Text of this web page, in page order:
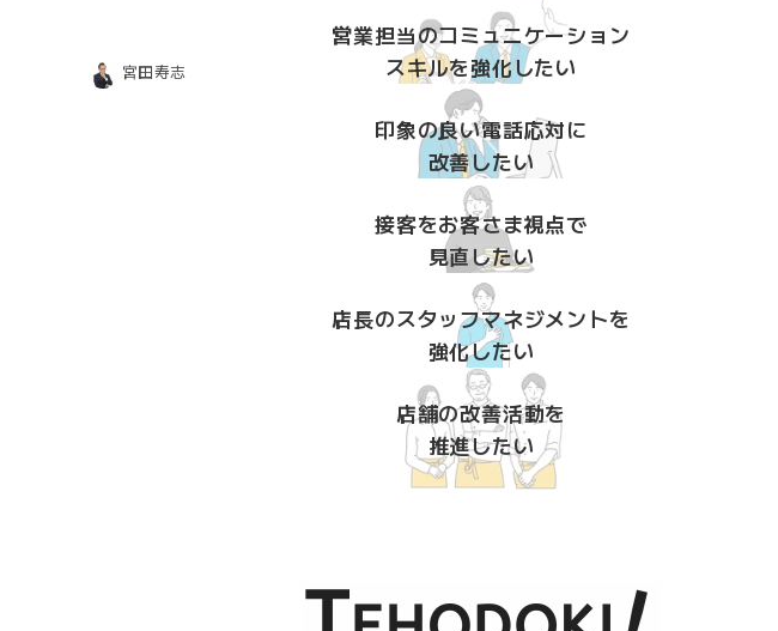
宮田寿志
営業担当のコミュニケーション
スキルを強化したい
印象の良い電話応対に
改善したい
接客をお客さま視点で
見直したい
店長のスタッフマネジメントを
強化したい
店舗の改善活動を
推進したい